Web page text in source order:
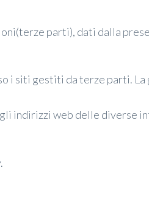
parti), dati dalla
i siti gestiti da terze parti.
indirizzi web delle diverse